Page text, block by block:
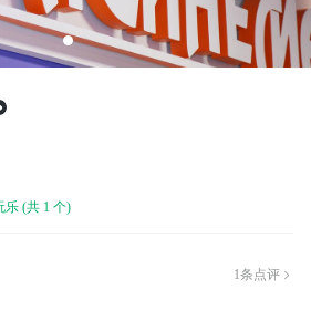
乐 (共 1 个)
1条点评 